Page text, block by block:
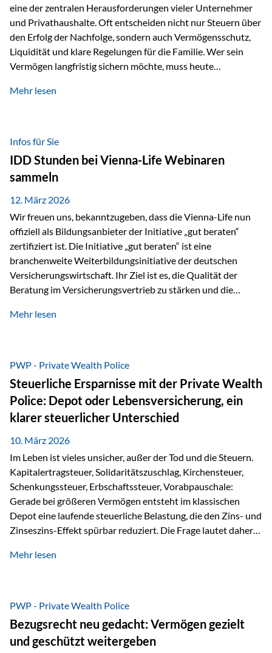
eine der zentralen Herausforderungen vieler Unternehmer
und Privathaushalte. Oft entscheiden nicht nur Steuern über
den Erfolg der Nachfolge, sondern auch Vermögensschutz,
Liquidität und klare Regelungen für die Familie. Wer sein
Vermögen langfristig sichern möchte, muss heute
„Erfolgsformel Liechtenstein“, herausgegeben und verfasst
Vermögensschutz strategisch miteinander verbindet.
Warum klassische Nachfolgeplanung oft scheitert Viele
Vermögen werden erst im Todesfall übertragen. Das kann zu
Problemen führen: Hohe Erbschaftsteuern Streitigkeiten
zwischen Erben Liquiditätsprobleme bei Immobilien…
Mehr lesen
Infos für Sie
IDD Stunden bei Vienna-Life Webinaren
sammeln
12. März 2026
Wir freuen uns, bekanntzugeben, dass die Vienna-Life nun
offiziell als Bildungsanbieter der Initiative „gut beraten“
zertifiziert ist. Die Initiative „gut beraten“ ist eine
branchenweite Weiterbildungsinitiative der deutschen
Versicherungswirtschaft. Ihr Ziel ist es, die Qualität der
Beratung im Versicherungsvertrieb zu stärken und die
Personen transparent zu dokumentieren. Seit der
Stunden pro Jahr für vertrieblich tätige Personen in der
Versicherungsbranche. Über die Weiterbildungsdatenbank
von „gut beraten“ können absolvierte Bildungsmaßnahmen
zentral erfasst und dokumentiert werden. „gut beraten“
zertifiziert Als zertifizierter Bildungsanbieter können unsere
Webinare nun für die…
Mehr lesen
PWP - Private Wealth Police
Steuerliche Ersparnisse mit der Private Wealth
Police: Depot oder Lebensversicherung, ein
klarer steuerlicher Unterschied
10. März 2026
Im Leben ist vieles unsicher, außer der Tod und die Steuern.
Kapitalertragsteuer, Solidaritätszuschlag, Kirchensteuer,
Schenkungssteuer, Erbschaftssteuer, Vorabpauschale:
Gerade bei größeren Vermögen entsteht im klassischen
Depot eine laufende steuerliche Belastung, die den Zins- und
Zinseszins-Effekt spürbar reduziert. Die Frage lautet daher:
nicht laufend Kapital entziehen – sondern möglichst lange im
Privatdepot fallen an: Abgeltungssteuer Fondsbesteuerung
(Vorabpauschale, Teilfreistellung) Kein steuerlicher Abzug
der Vermögensverwaltungs-Gebühren /
Depotbankgebühren Jährliches Steuerreporting erforderlich
Mehr lesen
PWP - Private Wealth Police
Bezugsrecht neu gedacht: Vermögen gezielt
und geschützt weitergeben